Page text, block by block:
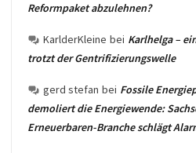
Reformpaket abzulehnen?
KarlderKleine bei Karlhelga –
trotzt der Gentrifizierungswelle
gerd stefan bei Fossile
demoliert die Energiewende:
Erneuerbaren-Branche schlägt